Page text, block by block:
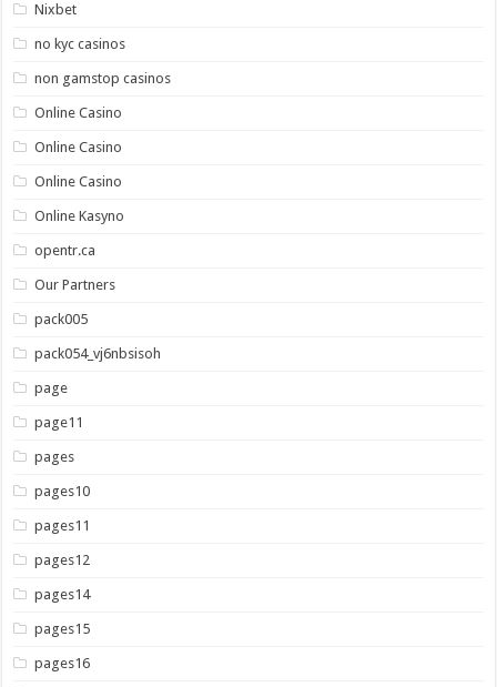
Nixbet
no kyc casinos
non gamstop casinos
Online Casino
Online Casino
Online Casino
Online Kasyno
opentr.ca
Our Partners
pack005
pack054_vj6nbsisoh
page
page11
pages
pages10
pages11
pages12
pages14
pages15
pages16